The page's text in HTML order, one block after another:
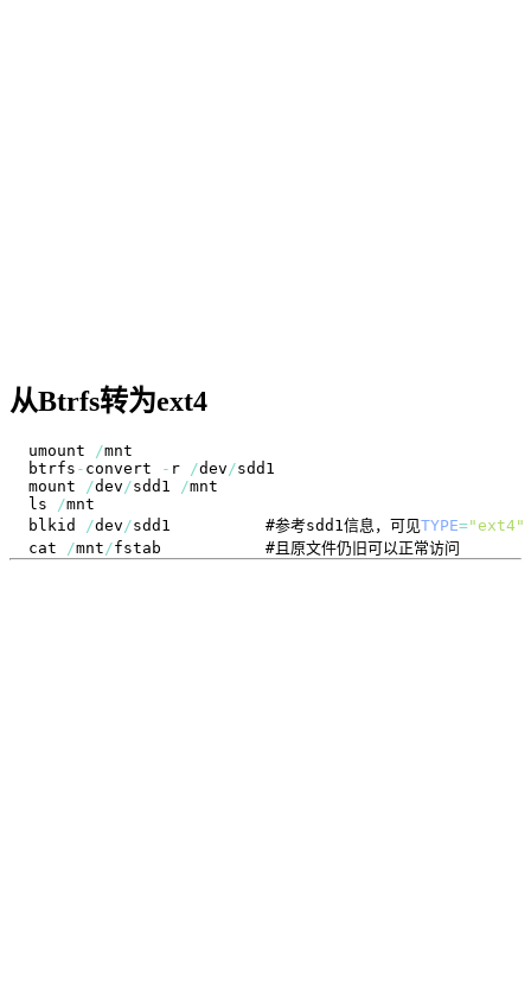
从Btrfs转为ext4
umount /
btrfs - convert - r /dev/
mount /dev/sdd1 /
ls /
blkid /dev/sdd1          #参考sdd1信息，可见TYPE="ext4"
cat /mnt/